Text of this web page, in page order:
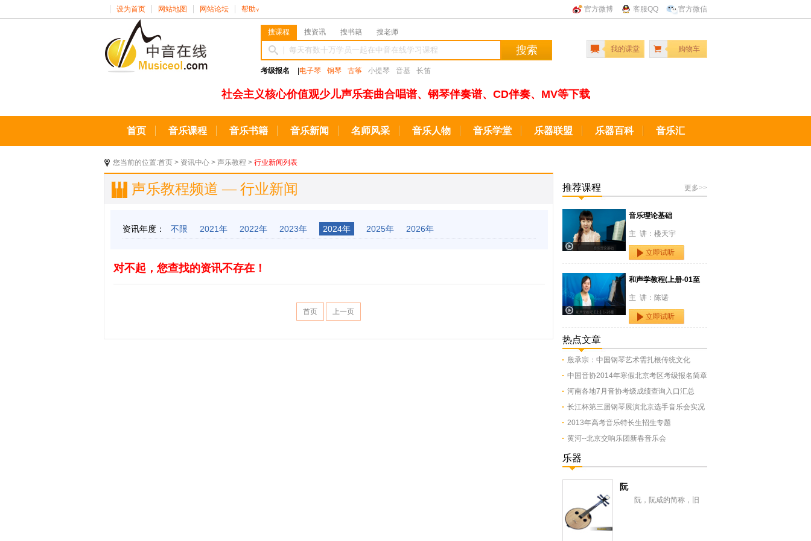
官方微博 客服QQ 官方微信
设为首页 网站地图 网站论坛 帮助 ∨
搜课程 搜资讯 搜书籍 搜老师
搜索
考级报名 电子琴 钢琴 古筝 小提琴 音基 长笛
我的课堂 购物车
社会主义核心价值观少儿声乐套曲合唱谱、钢琴伴奏谱、CD伴奏、MV等下载
首页 音乐课程 音乐书籍 音乐新闻 名师风采 音乐人物 音乐学堂 乐器联盟 乐器百科 音乐汇
您当前的位置:首页 > 资讯中心 > 声乐教程 > 行业新闻列表
声乐教程频道 — 行业新闻
资讯年度： 不限 2021年 2022年 2023年 2024年 2025年 2026年
对不起，您查找的资讯不存在！
首页 上一页
更多>>
推荐课程
音乐理论基础
主 讲：楼天宇
立即试听
和声学教程(上册-01至
主 讲：陈诺
立即试听
热点文章
殷承宗：中国钢琴艺术需扎根传统文化
中国音协2014年寒假北京考区考级报名简章
河南各地7月音协考级成绩查询入口汇总
长江杯第三届钢琴展演北京选手音乐会实况
2013年高考音乐特长生招生专题
黄河--北京交响乐团新春音乐会
乐器
阮
阮，阮咸的简称，旧